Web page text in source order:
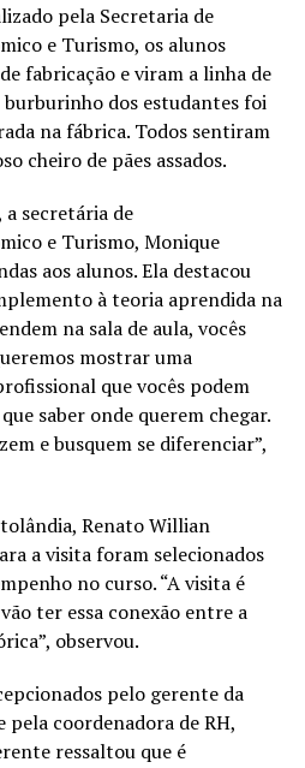
pela Secretaria de
e Turismo, os alunos
fabricação e viram a linha de
burburinho dos estudantes foi
na fábrica. Todos sentiram
cheiro de pães assados.
secretária de
e Turismo, Monique
aos alunos. Ela destacou
à teoria aprendida na
na sala de aula, vocês
mostrar uma
que vocês podem
saber onde querem chegar.
e busquem se diferenciar”,
Renato Willian
a visita foram selecionados
no curso. “A visita é
ter essa conexão entre a
observou.
pelo gerente da
pela coordenadora de RH,
ressaltou que é